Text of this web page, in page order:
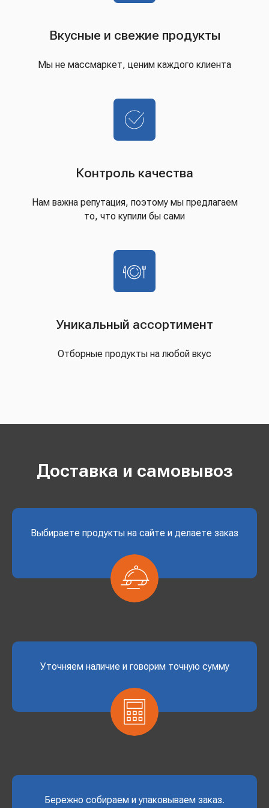
Вкусные и свежие продукты
Мы не массмаркет, ценим каждого клиента
Контроль качества
Нам важна репутация, поэтому мы предлагаем
то, что купили бы сами
Уникальный ассортимент
Отборные продукты на любой вкус
Доставка и самовывоз
Выбираете продукты на сайте и делаете заказ
Уточняем наличие и говорим точную сумму
Бережно собираем и упаковываем заказ.